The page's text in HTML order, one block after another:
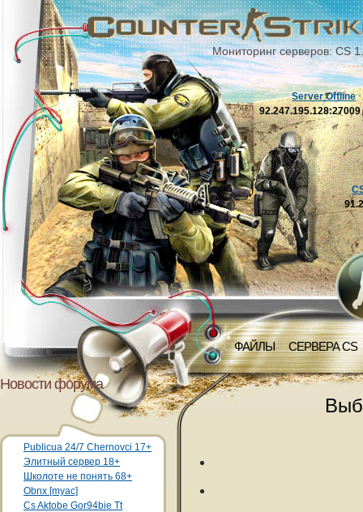
Мониторинг серверов: CS
ФАЙЛЫ СЕРВЕРА CS
Server Offline
92.247.195.128:27009
Новости форума
Publicua 24/7 Chernovci 17+
Элитный сервер 18+
Школоте не понять 68+
Obnx [myac]
Cs Aktobe Gor94bie Tt